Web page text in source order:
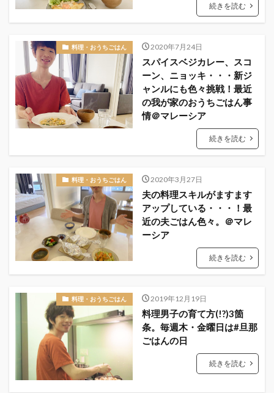
続きを読む
料理・おうちごはん 2020年7月24日
スパイスベジカレー、スコ
ーン、ニョッキ・・・新ジ
ャンルにも色々挑戦！最近
の我が家のおうちごはん事
情＠マレーシア
続きを読む
料理・おうちごはん 2020年3月27日
夫の料理スキルがますます
アップしている・・・！最
近の夫ごはん色々。＠マレ
ーシア
続きを読む
料理・おうちごはん 2019年12月19日
料理男子の育て方(!?)3箇
条。毎週木・金曜日は#旦那
ごはんの日
続きを読む